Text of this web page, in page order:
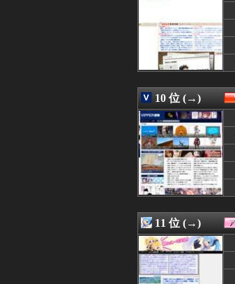
08/06 19:34
08/06 19:34
08/06 19:33
08/06 19:33
08/06 19:32
08/06 19:32
08/06 19:31
08/06 19:31
08/06 19:31
08/06 19:30
08/06 19:30
08/06 19:30
08/06 19:30
08/06 19:30
08/06 19:30
08/06 19:30
08/06 19:30
08/06 19:30
10 位 (→)
11 位 (→)